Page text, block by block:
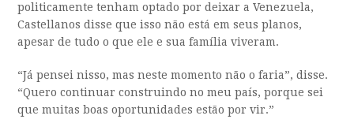
politicamente tenham optado por deixar a Venezuela,
Castellanos disse que isso não está em seus planos,
apesar de tudo o que ele e sua família viveram.
“Já pensei nisso, mas neste momento não o faria”, disse.
“Quero continuar construindo no meu país, porque sei
que muitas boas oportunidades estão por vir.”